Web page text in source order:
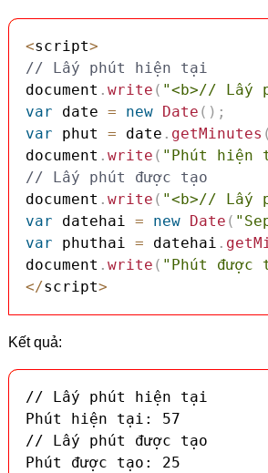
<script>
// Lấy phút hiện tại
document . write ( "<b>// Lấy
var date = new Date ( ) ;
var phut = date . getMinutes (
document . write ( "Phút
// Lấy phút được tạo
document . write ( "<b>// Lấy
var datehai = new Date (
var phuthai = datehai .
document . write ( "Phút được
</script>
Kết quả:
// Lấy phút hiện tại
Phút hiện tại: 57
// Lấy phút được tạo
Phút được tạo: 25